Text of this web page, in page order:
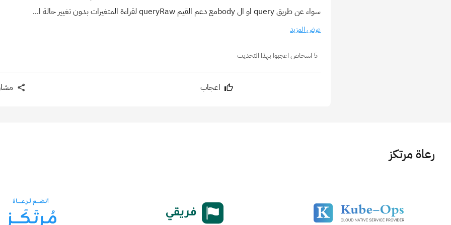
سواء عن طريق query او ال bodyمع دعم القيم queryRaw لقراءة المتغيرات بدون تغيير حالة ا...
عرض المزيد
5 اشخاص اعجبوا بهذا التحديث
اعجاب
رعاة مرتكز